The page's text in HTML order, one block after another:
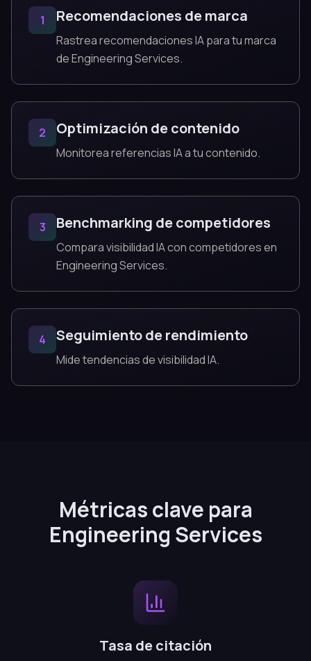
1 Recomendaciones de marca
Rastrea recomendaciones IA para tu marca
de Engineering Services.
2 Optimización de contenido
Monitorea referencias IA a tu contenido.
3 Benchmarking de competidores
Compara visibilidad IA con competidores en
Engineering Services.
4 Seguimiento de rendimiento
Mide tendencias de visibilidad IA.
Métricas clave para
Engineering Services
Tasa de citación